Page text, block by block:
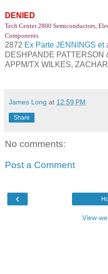
DENIED
Tech Center 2800 Semiconductors,
Components
2872 Ex Parte JENNINGS et
DESHPANDE PATTERSON
APPM/TX WILKES,
James Long at 12:59 PM
Share
No comments:
Post a Comment
‹
View